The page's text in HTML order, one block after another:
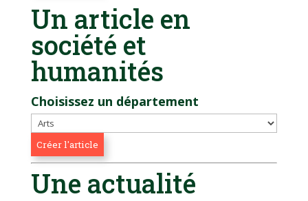
Un article en
société et
humanités
Choisissez un département
Une actualité